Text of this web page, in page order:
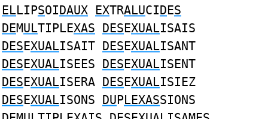
ELLIPSOIDAUX EXTRALUCIDES
DEMULTIPLEXAS DESEXUALISAIS
DESEXUALISAIT DESEXUALISANT
DESEXUALISEES DESEXUALISENT
DESEXUALISERA DESEXUALISIEZ
DESEXUALISONS DUPLEXASSIONS